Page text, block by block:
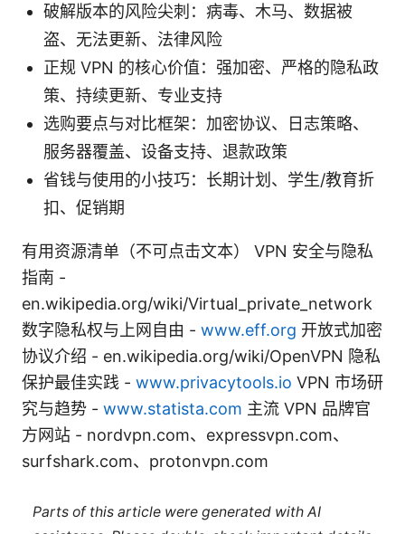
破解版本的风险尖刺：病毒、木马、数据被
盗、无法更新、法律风险
正规 VPN 的核心价值：强加密、严格的隐私政
策、持续更新、专业支持
选购要点与对比框架：加密协议、日志策略、
服务器覆盖、设备支持、退款政策
省钱与使用的小技巧：长期计划、学生/教育折
扣、促销期
有用资源清单（不可点击文本） VPN 安全与隐私
指南 -
en.wikipedia.org/wiki/Virtual_private_network
数字隐私权与上网自由 - www.eff.org 开放式加密
协议介绍 - en.wikipedia.org/wiki/OpenVPN 隐私
保护最佳实践 - www.privacytools.io VPN 市场研
究与趋势 - www.statista.com 主流 VPN 品牌官
方网站 - nordvpn.com、expressvpn.com、
surfshark.com、protonvpn.com
Parts of this article were generated with AI